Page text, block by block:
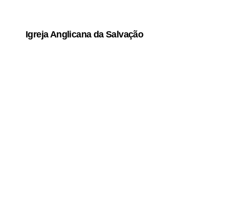
Igreja Anglicana da Salvação